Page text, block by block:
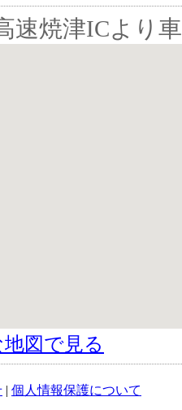
速焼津ICより
図で見る
| 個人情報保護について